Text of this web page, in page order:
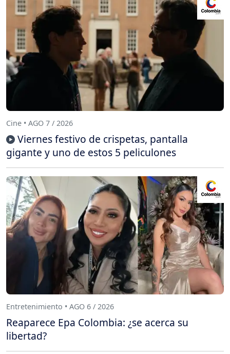
Cine • AGO 7 / 2026
Viernes festivo de crispetas, pantalla
gigante y uno de estos 5 peliculones
Entretenimiento • AGO 6 / 2026
Reaparece Epa Colombia: ¿se acerca su
libertad?